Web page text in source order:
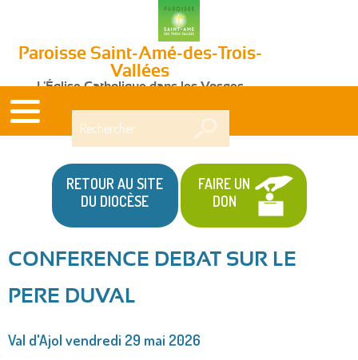
Paroisse Saint-Amé-des-Trois-
Vallées
L'Église Catholique dans les Vosges
RETOUR AU SITE
DU DIOCÈSE
FAIRE UN
DON
êtes
ici
CONFERENCE DEBAT SUR LE
PERE DUVAL
Val d'Ajol vendredi 29 mai 2026